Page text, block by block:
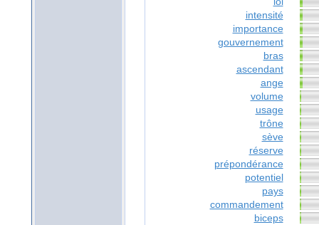
intensité
importance
gouvernement
bras
ascendant
ange
volume
usage
trône
sève
réserve
prépondérance
potentiel
pays
commandement
biceps